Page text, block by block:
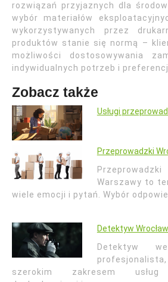
rozwiązań przyjaznych dla
wybór materiałów
wykorzystywanych przez
produktów stanie się normą –
możliwości dostosowywania
indywidualnych potrzeb i
Zobacz także
Usługi
Przeprowadzki
Warszawy to
wiele emocji i pytań. Wybór
Detektyw Wrocław
Detektyw
szerokim zakresem